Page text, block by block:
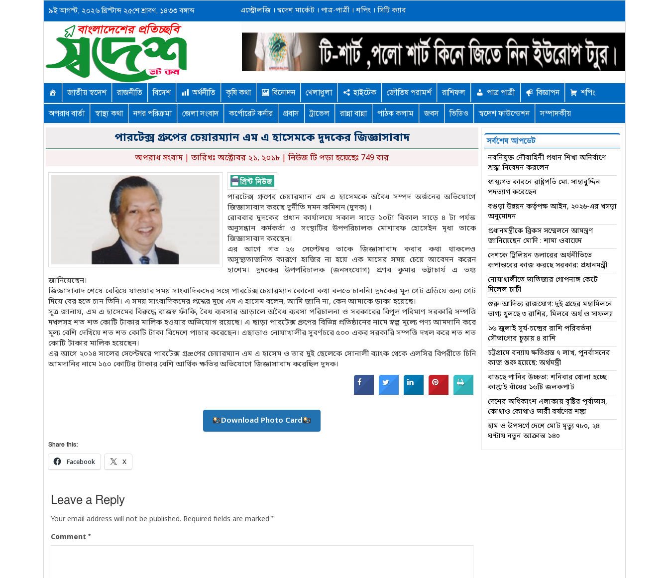
৯ই আগস্ট, ২০২৬ খ্রিস্টাব্দ ২৫শে শ্রাবণ, ১৪৩৩ বঙ্গাব্দ এস্ট্রোলজি। স্বদেশ মার্কেট। পাত্র-পাত্রী। শপিং। সিটি ক্যাব
জাতীয় স্বদেশ রাজনীতি বিদেশ অর্থনীতি কৃষি কথা বিনোদন খেলাধুলা হাইটেক জৌতিষ পরামর্শ রাশিফল পাত্র পাত্রী বিজ্ঞাপন শপিং
অপরাধ বার্তা স্বাস্থ্য কথা নগর পরিক্রমা জেলা সংবাদ কর্পোরেট কর্নার প্রবাস ট্রাভেল রান্না বান্না পাঠক কলাম জবস ভিডিও স্বদেশ ফাউন্ডেশন সম্পাদকীয়
পারটেক্স গ্রুপের চেয়ারম্যান এম এ হাসেমকে দুদকের জিজ্ঞাসাবাদ
অপরাধ সংবাদ | তারিখঃ অক্টোবর ২১, ২০১৮ | নিউজ টি পড়া হয়েছেঃ 749 বার
পারটেক্স গ্রুপের চেয়ারম্যান এম এ হাসেমকে অবৈধ সম্পদ অর্জনের অভিযোগে
জিজ্ঞাসাবাদ করছে দুর্নীতি দমন কমিশন (দুদক) ।
রোববার দুদকের প্রধান কার্যালয়ে সকাল সাড়ে ১০টা বিকাল সাড়ে ৪ টা পর্যন্ত
অনুসন্ধান কর্মকর্তা ও সংস্থাটির উপপরিচালক মোশারফ হোসেইন মৃধা তাকে
জিজ্ঞাসাবাদ করছেন।
এর আগে গত ২৬ সেপ্টেম্বর তাকে জিজ্ঞাসাবাদ করার কথা থাকলেও
অসুস্থ্যতাজনিত কারণে হাজির না হয়ে এক মাসের সময় চেয়ে আবেদন করেন
হাশেম। দুদকের উপপরিচালক (জনসংযোগ) প্রণব কুমার ভট্টাচার্য এ তথ্য
জানিয়েছেন।
জিজ্ঞাসাবাদ শেষে বেরিয়ে যাওয়ার সময় সাংবাদিকদের সঙ্গে পারটেক্স চেয়ারম্যান কোনো কথা বলতে চাননি। দুদকের মূল গেট এড়িয়ে অন্য গেট
দিয়ে বের হতে চান তিনি। এ সময় সাংবাদিকদের প্রশ্নের মুখে এম এ হাসেম বলেন, আমি জানি না, কেন আমাকে ডাকা হয়েছে।
সূত্র জানায়, এম এ হাসেমের বিরুদ্ধে রাজস্ব ফাঁকি, বৈধ ব্যবসার আড়ালে অবৈধ ব্যবসা পরিচালনা ও সরকারের বিপুল পরিমাণ সরকারি সম্পত্তি
দখলসহ শত শত কোটি টাকার মালিক হওয়ার অভিযোগ রয়েছে। এ ছাড়া পারটেক্স গ্রুপের বিভিন্ন প্রতিষ্ঠানের নামে স্বল্প মূল্যে পণ্য আমদানি করে
মূল্য বেশি দেখিয়ে শত শত কোটি টাকা বিদেশে পাচার করেছেন। এছাড়াও নোয়াখালীর সুবর্ণচরে ৫০০ একর সরকারি সম্পত্তি দখল করে শত শত
কোটি টাকার মালিক হয়েছেন।
এর আগে ২০১৪ সালের সেপ্টেম্বরে পারটেক্স গ্রæপের চেয়ারম্যান এম এ হাসেম ও তার দুই ছেলেকে সোনালী ব্যাংক থেকে এলসির বিপরীতে চিনি
আমদানির নামে ১৫০ কোটির টাকার বেশি আর্থিক ক্ষতির অভিযোগে জিজ্ঞাসাবাদ করেছিল দুদক।
Download Photo Card
Share this:
Facebook X
Leave a Reply
Your email address will not be published. Required fields are marked *
Comment *
সর্বশেষ আপডেট
নবনিযুক্ত নৌবাহিনী প্রধান শিখা অনির্বাণে
শ্রদ্ধা নিবেদন করলেন
স্বাস্থ্যগত কারনে রাষ্ট্রপতি মো. সাহাবুদ্দিন
পদত্যাগ করেছেন
বগুড়া উন্নয়ন কর্তৃপক্ষ আইন, ২০২৬-এর খসড়া
অনুমোদন
প্রধানমন্ত্রীকে ব্রিকস সম্মেলনে আমন্ত্রণ
জানিয়েছেন মোদি : শামা ওবায়েদ
দেশকে ট্রিলিয়ন ডলারের অর্থনীতিতে
রূপান্তরের কাজ করছে সরকার: প্রধানমন্ত্রী
নোয়াখালীতে ভাতিজার গোপনাঙ্গ কেটে
দিলেল চাচী
গুরু-আদিত্য রাজযোগ: দুই গ্রহের মহামিলনে
ভাগ্য খুলছে ৩ রাশির, মিলবে অর্থ ও সাফল্য!
১৬ জুলাই সূর্য-চন্দ্রের রাশি পরিবর্তন!
সৌভাগ্যের চূড়ায় ৪ রাশি
চট্টগ্রামে বন্যায় ক্ষতিগ্রস্ত ৭ লাখ, পুনর্বাসনের
কাজ শুরু হয়েছে: অর্থমন্ত্রী
বাড়ছে পানির উচ্চতা: শনিবার খোলা হচ্ছে
কাপ্তাই বাঁধের ১৬টি জলকপাট
দেশের অধিকাংশ এলাকায় বৃষ্টির পূর্বাভাস,
কোথাও কোথাও ভারী বর্ষণের শঙ্কা
হাম ও উপসর্গে দেশে মোট মৃত্যু ৭৮০, ২৪
ঘণ্টায় নতুন আক্রান্ত ১৪০